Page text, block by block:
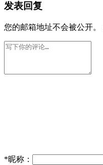
发表回复
您的邮箱地址不会被公开。
*昵称：